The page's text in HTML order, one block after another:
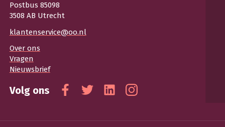
Postbus 85098
3508 AB Utrecht
klantenservice@oo.nl
Over ons
Vragen
Nieuwsbrief
Volg ons
Facebook
TwitterLinkedinInstagram